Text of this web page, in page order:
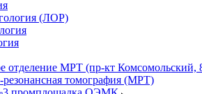
(ЛОР)
отделение МРТ (пр-кт Комсомольский,
томография (МРТ)